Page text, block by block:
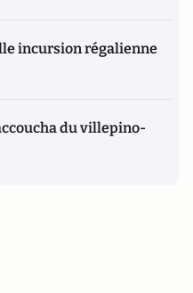
incursion régalienne
du villepino-